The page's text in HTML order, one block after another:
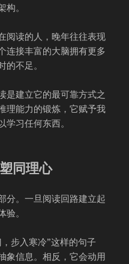
。
阅读的人，晚年往往表现
连接丰富的大脑拥有更多
不足。
是建立它的最可靠方式之
理能力的锻炼，它赋予我
习任何东西。
同理心
分。一旦阅读回路建立起
。
步入寒冷”这样的句子
象信息。相反，它会动用